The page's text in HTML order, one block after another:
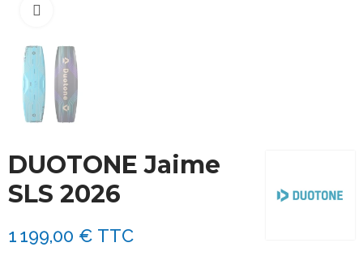
DUOTONE Jaime
SLS 2026
1 199,00 € TTC